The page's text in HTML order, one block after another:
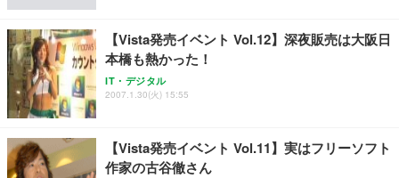
【Vista発売イベント Vol.12】深夜販売は大阪日
本橋も熱かった！
IT・デジタル
2007.1.30(火) 15:55
【Vista発売イベント Vol.11】実はフリーソフト
作家の古谷徹さん